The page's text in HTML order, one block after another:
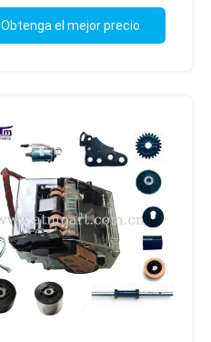
Obtenga el mejor precio